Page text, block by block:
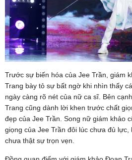
Trước sự biến hóa của Jee Trần, giám
Trang bày tỏ sự bất ngờ khi nhìn thấy
ngày càng rõ nét của nữ ca sĩ. Bên
Trang cũng dành lời khen trước chất
đẹp của Jee Trần. Song nữ giám khảo
giọng của Jee Trần đôi lúc chưa đủ lực,
chưa thật sự trọn vẹn.